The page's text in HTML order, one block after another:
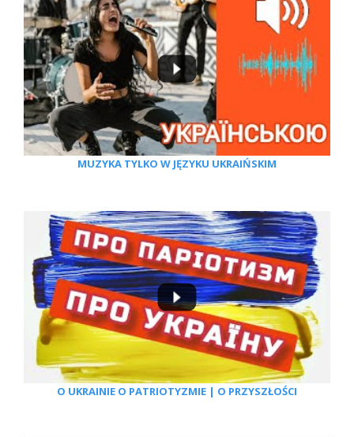
MUZYKA TYLKO W JĘZYKU UKRAIŃSKIM
O UKRAINIE O PATRIOTYZMIE | O PRZYSZŁOŚCI